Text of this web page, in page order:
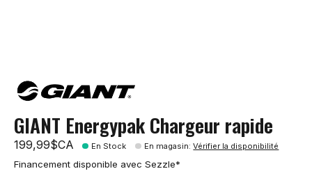
GIANT Energypak Chargeur rapide
199,99$CA En Stock En magasin:Vérifier la disponibilité
Financement disponible avec Sezzle*